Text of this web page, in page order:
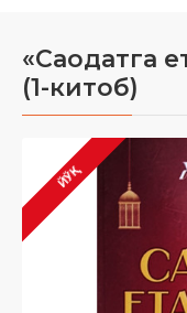
«Саодатга
(1-китоб)
ЙЎҚ